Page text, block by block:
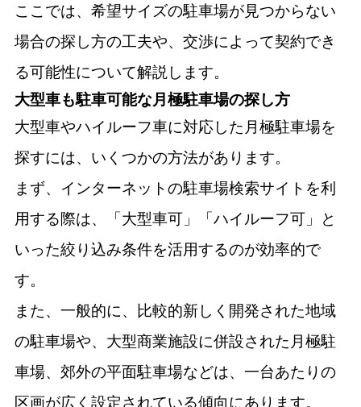
ここでは、希望サイズの駐車場が見つからない
場合の探し方の工夫や、交渉によって契約でき
る可能性について解説します。
大型車も駐車可能な月極駐車場の探し方
大型車やハイルーフ車に対応した月極駐車場を
探すには、いくつかの方法があります。
まず、インターネットの駐車場検索サイトを利
用する際は、「大型車可」「ハイルーフ可」と
いった絞り込み条件を活用するのが効率的で
す。
また、一般的に、比較的新しく開発された地域
の駐車場や、大型商業施設に併設された月極駐
車場、郊外の平面駐車場などは、一台あたりの
区画が広く設定されている傾向にあります。